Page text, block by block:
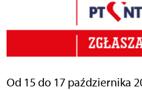
Od 15 do 17 października